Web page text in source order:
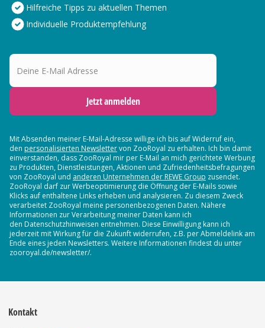
Hilfreiche Tipps zu aktuellen Themen
Individuelle Produktempfehlung
Deine E-Mail Adresse
Jetzt anmelden
Mit Absenden meiner E-Mail-Adresse willige ich bis auf Widerruf ein,
den personalisierten Newslettervon ZooRoyal zu erhalten. Ich bin damit
einverstanden, dass ZooRoyal mir per E-Mail an mich gerichtete Werbung
zu Produkten, Dienstleistungen, Aktionen und Zufriedenheitsbefragungen
von ZooRoyal und anderen Unternehmen der REWE Group zusendet.
ZooRoyal darf zur Werbeoptimierung die Öffnung der E-Mails sowie
Klicks auf enthaltene Links erheben und analysieren. Zu diesem Zweck
verarbeitet ZooRoyal meine personenbezogenen Daten. Nähere
Informationen zur Verarbeitung meiner Daten kann ich
den Datenschutzhinweisen entnehmen. Diese Einwilligung kann ich
jederzeit mit Wirkung für die Zukunft widerrufen, z.B. per Abmeldelink am
Ende eines jeden Newsletters. Weitere Informationen findest du unter
zooroyal.de/newsletter/.
Kontakt